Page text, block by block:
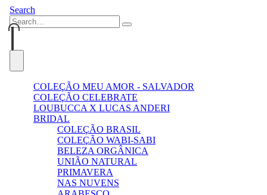
Search
COLEÇÃO MEU AMOR - SALVADOR
COLEÇÃO CELEBRATE
LOUBUCCA X LUCAS ANDERI
BRIDAL
COLEÇÃO BRASIL
COLEÇÃO WABI-SABI
BELEZA ORGÂNICA
UNIÃO NATURAL
PRIMAVERA
NAS NUVENS